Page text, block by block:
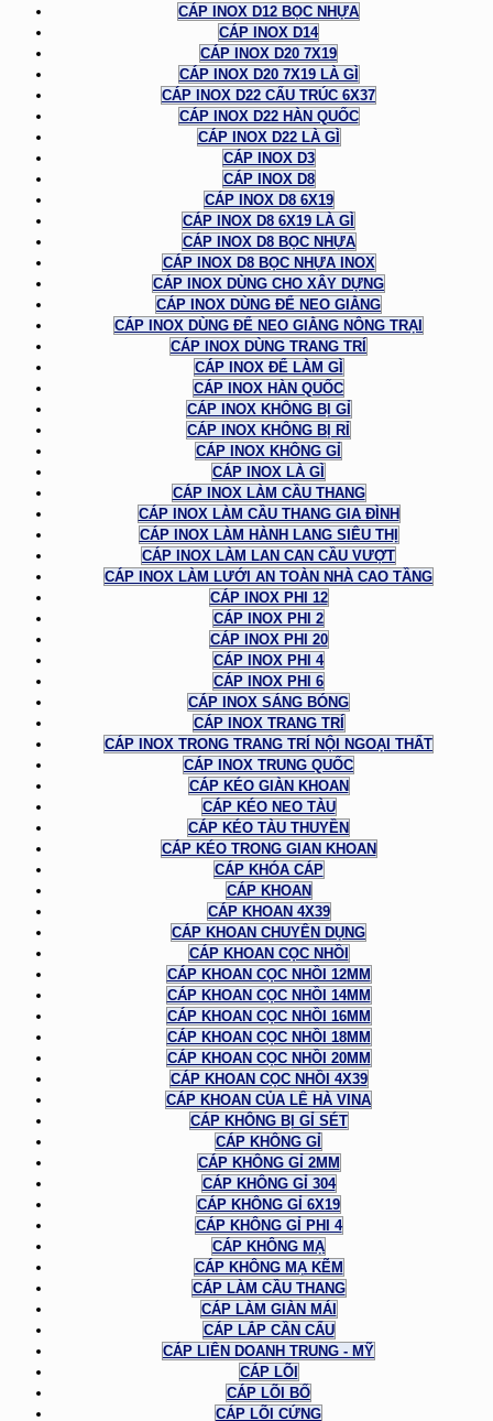
CÁP INOX D12 BỌC NHỰA
CÁP INOX D14
CÁP INOX D20 7X19
CÁP INOX D20 7X19 LÀ GÌ
CÁP INOX D22 CẤU TRÚC 6X37
CÁP INOX D22 HÀN QUỐC
CÁP INOX D22 LÀ GÌ
CÁP INOX D3
CÁP INOX D8
CÁP INOX D8 6X19
CÁP INOX D8 6X19 LÀ GÌ
CÁP INOX D8 BỌC NHỰA
CÁP INOX D8 BỌC NHỰA INOX
CÁP INOX DÙNG CHO XÂY DỰNG
CÁP INOX DÙNG ĐỂ NEO GIẰNG
CÁP INOX DÙNG ĐỂ NEO GIẰNG NÔNG TRẠI
CÁP INOX DÙNG TRANG TRÍ
CÁP INOX ĐỂ LÀM GÌ
CÁP INOX HÀN QUỐC
CÁP INOX KHÔNG BỊ GỈ
CÁP INOX KHÔNG BỊ RỈ
CÁP INOX KHÔNG GỈ
CÁP INOX LÀ GÌ
CÁP INOX LÀM CẦU THANG
CÁP INOX LÀM CẦU THANG GIA ĐÌNH
CÁP INOX LÀM HÀNH LANG SIÊU THỊ
CÁP INOX LÀM LAN CAN CẦU VƯỢT
CÁP INOX LÀM LƯỚI AN TOÀN NHÀ CAO TẦNG
CÁP INOX PHI 12
CÁP INOX PHI 2
CÁP INOX PHI 20
CÁP INOX PHI 4
CÁP INOX PHI 6
CÁP INOX SÁNG BÓNG
CÁP INOX TRANG TRÍ
CÁP INOX TRONG TRANG TRÍ NỘI NGOẠI THẤT
CÁP INOX TRUNG QUỐC
CÁP KÉO GIÀN KHOAN
CÁP KÉO NEO TÀU
CÁP KÉO TÀU THUYỀN
CÁP KÉO TRONG GIAN KHOAN
CÁP KHÓA CÁP
CÁP KHOAN
CÁP KHOAN 4X39
CÁP KHOAN CHUYÊN DỤNG
CÁP KHOAN CỌC NHỒI
CÁP KHOAN CỌC NHỒI 12MM
CÁP KHOAN CỌC NHỒI 14MM
CÁP KHOAN CỌC NHỒI 16MM
CÁP KHOAN CỌC NHỒI 18MM
CÁP KHOAN CỌC NHỒI 20MM
CÁP KHOAN CỌC NHỒI 4X39
CÁP KHOAN CỦA LÊ HÀ VINA
CÁP KHÔNG BỊ GỈ SÉT
CÁP KHÔNG GỈ
CÁP KHÔNG GỈ 2MM
CÁP KHÔNG GỈ 304
CÁP KHÔNG GỈ 6X19
CÁP KHÔNG GỈ PHI 4
CÁP KHÔNG MẠ
CÁP KHÔNG MẠ KẼM
CÁP LÀM CẦU THANG
CÁP LÀM GIÀN MÁI
CÁP LẮP CẦN CẨU
CÁP LIÊN DOANH TRUNG - MỸ
CÁP LÕI
CÁP LÕI BỐ
CÁP LÕI CỨNG